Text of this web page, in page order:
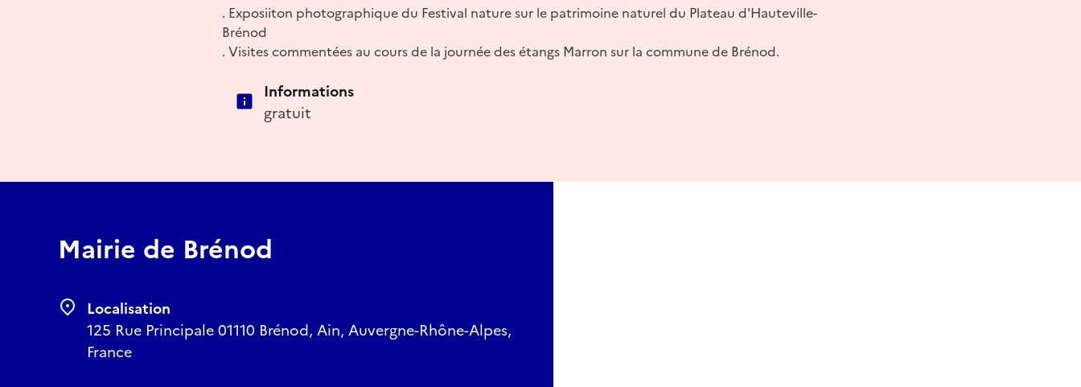
. Exposiiton photographique du Festival nature sur le patrimoine naturel du Plateau d'Hauteville-
Brénod
. Visites commentées au cours de la journée des étangs Marron sur la commune de Brénod.
Informations
gratuit
Mairie de Brénod
Localisation
125 Rue Principale 01110 Brénod, Ain, Auvergne-Rhône-Alpes,
France